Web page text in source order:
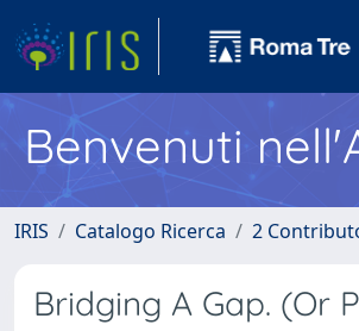
Benvenuti
IRIS Catalogo Ricerca 2
Bridging A Gap. (Or